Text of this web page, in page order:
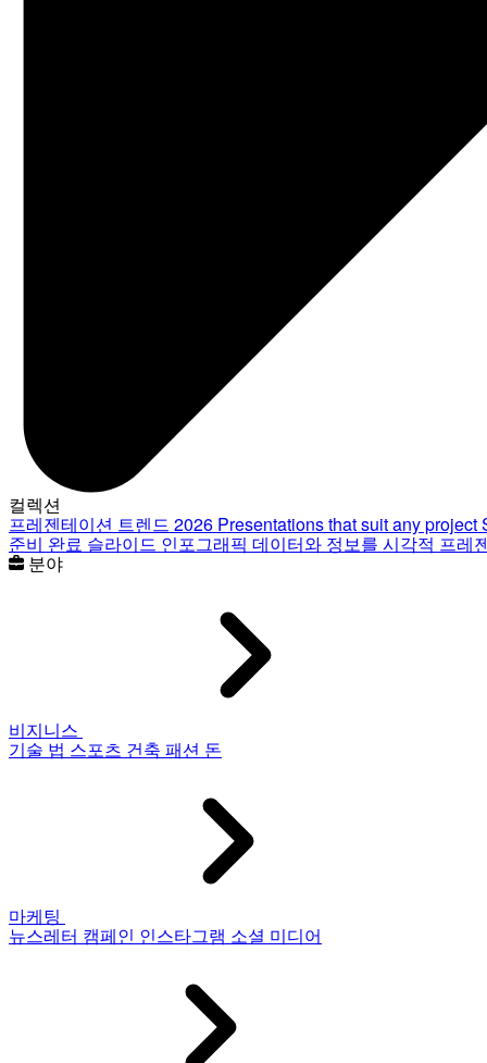
컬렉션
프레젠테이션 트렌드 2026 Presentations that suit any project
준비 완료 슬라이드 인포그래픽 데이터와 정보를 시각적 프레
분야
비지니스
기술 법 스포츠 건축 패션 돈
마케팅
뉴스레터 캠페인 인스타그램 소셜 미디어